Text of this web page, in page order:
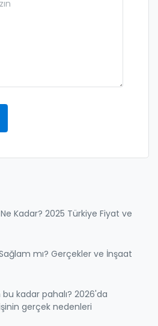
Kadar? 2025 Türkiye Fiyat ve
mı? Gerçekler ve İnşaat
kadar pahalı? 2026'da
gerçek nedenleri